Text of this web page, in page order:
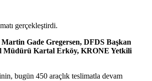
gerçekleştirdi.
Gade Gregersen, DFDS Başkan
Müdürü Kartal Erköy, KRONE Yetkili
bugün 450 araçlık teslimatla devam